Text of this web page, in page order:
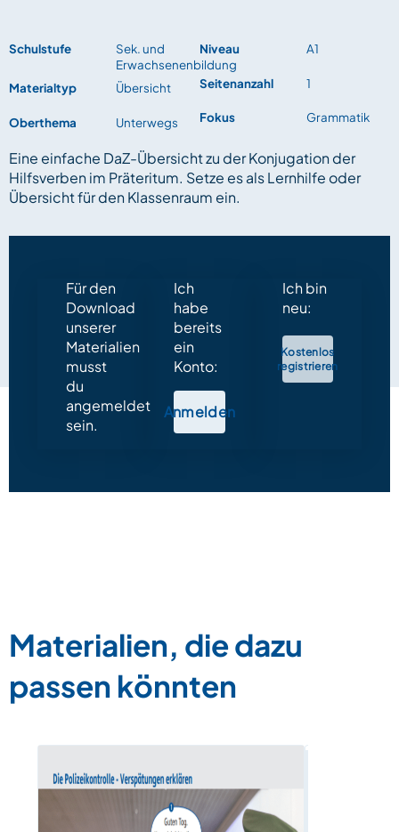
Schulstufe
Sek. und
Erwachsenenbildung
Materialtyp
Übersicht
Oberthema Unterwegs
Niveau A1
Seitenanzahl 1
Fokus Grammatik
Eine einfache DaZ-Übersicht zu der Konjugation der
Hilfsverben im Präteritum. Setze es als Lernhilfe oder
Übersicht für den Klassenraum ein.
Für den
Download
unserer
Materialien
musst
du
angemeldet
sein.
Ich
habe
bereits
ein
Konto:
Anmelden
Ich bin
neu:
Kostenlos
registrieren
Materialien, die dazu
passen könnten